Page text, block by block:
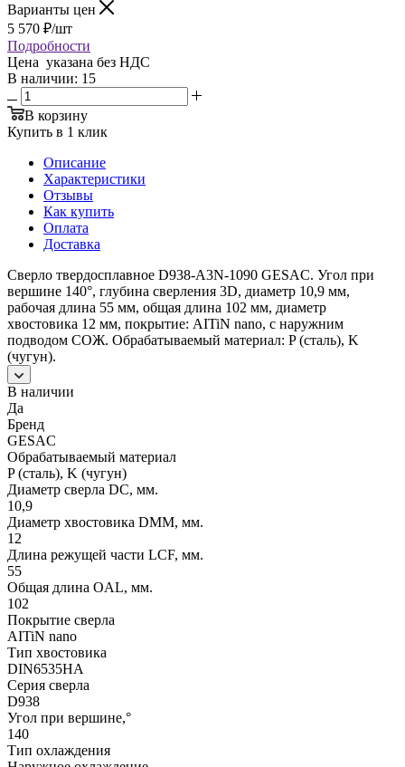
Варианты цен
5 570 ₽/шт
Подробности
Цена указана без НДС
В наличии: 15
В корзину
Купить в 1 клик
Описание
Характеристики
Отзывы
Как купить
Оплата
Доставка
Сверло твердосплавное D938-A3N-1090 GESAC. Угол при
вершине 140°, глубина сверления 3D, диаметр 10,9 мм,
рабочая длина 55 мм, общая длина 102 мм, диаметр
хвостовика 12 мм, покрытие: AITiN nano, с наружним
подводом СОЖ. Обрабатываемый материал: P (сталь), K
(чугун).
В наличии
Да
Бренд
GESAC
Обрабатываемый материал
P (сталь), K (чугун)
Диаметр сверла DC, мм.
10,9
Диаметр хвостовика DMM, мм.
12
Длина режущей части LСF, мм.
55
Общая длина OAL, мм.
102
Покрытие сверла
AITiN nano
Тип хвостовика
DIN6535HA
Серия сверла
D938
Угол при вершине,°
140
Тип охлаждения